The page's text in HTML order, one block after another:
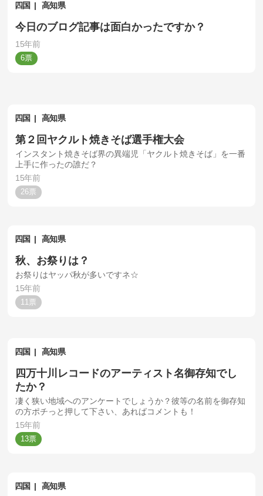
四国 高知県
今日のブログ記事は面白かったですか？
15年前
6
四国 高知県
第２回ヤクルト焼きそば選手権大会
インスタント焼きそば界の異端児「ヤクルト焼きそば」を一番
上手に作ったの誰だ？
15年前
26
四国 高知県
秋、お祭りは？
お祭りはヤッパ秋が多いですネ☆
15年前
11
四国 高知県
四万十川レコードのアーティスト名御存知でし
たか？
凄く狭い地域へのアンケートでしょうか？彼等の名前を御存知
の方ポチっと押して下さい、あればコメントも！
15年前
13
四国 高知県